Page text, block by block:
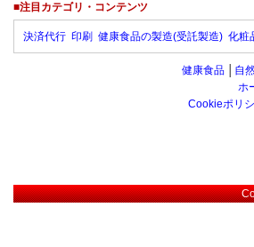
■注目カテゴリ・コンテンツ
決済代行 印刷 健康食品の製造(受託製造) 化粧
健康食品 自
ホ
Cookieポリ